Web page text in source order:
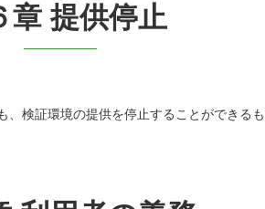
章 提供停止
検証環境の提供を停止することができるも